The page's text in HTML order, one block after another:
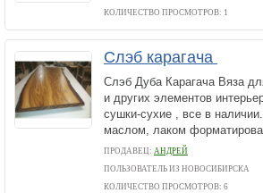
КОЛИЧЕСТВО ПРОСМОТРОВ: 1
Слэб карагача
Слэб Дуба Карагача Вяза
и других элементов
сушки-сухие , все в
маслом, лаком
ПРОДАВЕЦ: АНДРЕЙ
ПОЛЬЗОВАТЕЛЬ ИЗ НОВОСИБИРСКА
КОЛИЧЕСТВО ПРОСМОТРОВ: 6